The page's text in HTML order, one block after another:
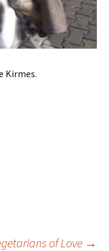
Kirmes.
of Love →